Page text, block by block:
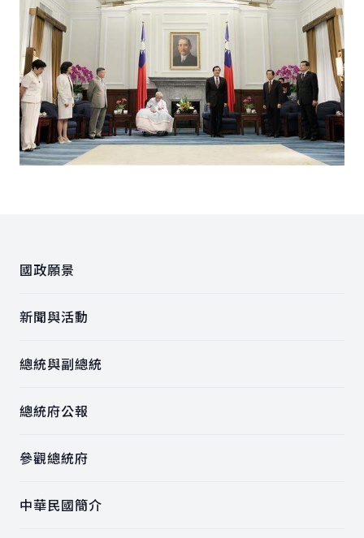
國政願景
新聞與活動
總統與副總統
總統府公報
參觀總統府
中華民國簡介